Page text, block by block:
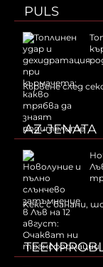
PULS
Кървене след
AZ-JENATA
Kекс с банани,